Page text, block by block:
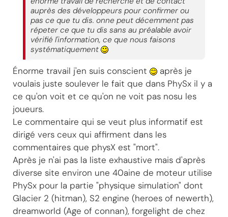
auprès des développeurs pour confirmer ou
pas ce que tu dis. onne peut décemment pas
répeter ce que tu dis sans au préalable avoir
vérifié l'information, ce que nous faisons
systématiquement
Énorme travail j'en suis conscient
après je
voulais juste soulever le fait que dans PhySx il y a
ce qu'on voit et ce qu'on ne voit pas nosu les
joueurs.
Le commentaire qui se veut plus informatif est
dirigé vers ceux qui affirment dans les
commentaires que physX est "mort".
Après je n'ai pas la liste exhaustive mais d'après
diverse site environ une 40aine de moteur utilise
PhySx pour la partie "physique simulation" dont
Glacier 2 (hitman), S2 engine (heroes of newerth),
dreamworld (Age of connan), forgelight de chez